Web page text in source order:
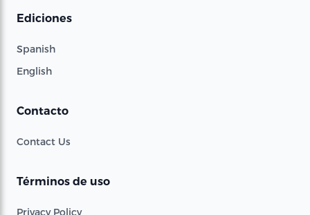
Ediciones
Spanish
English
Contacto
Contact Us
Términos de uso
Privacy Policy